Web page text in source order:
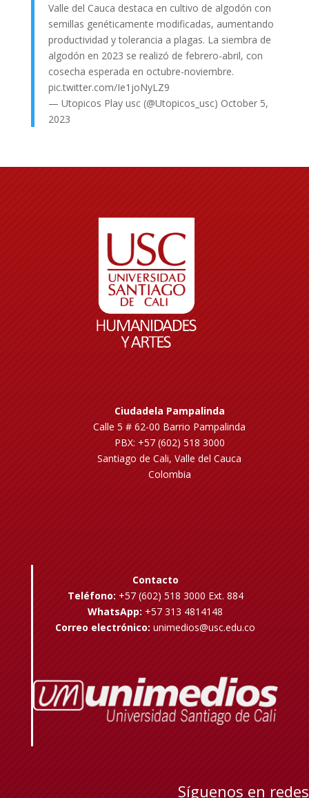
Valle del Cauca destaca en cultivo de algodón con
semillas genéticamente modificadas, aumentando
productividad y tolerancia a plagas. La siembra de
algodón en 2023 se realizó de febrero-abril, con
cosecha esperada en octubre-noviembre.
pic.twitter.com/Ie1joNyLZ9
— Utopicos Play usc (@Utopicos_usc) October 5,
2023
Ciudadela Pampalinda
Calle 5 # 62-00 Barrio Pampalinda
PBX: +57 (602) 518 3000
Santiago de Cali, Valle del Cauca
Colombia
Contacto
Teléfono: +57 (602) 518 3000 Ext. 884
WhatsApp: +57 313 4814148
Correo electrónico: unimedios@usc.edu.co
Síguenos en redes